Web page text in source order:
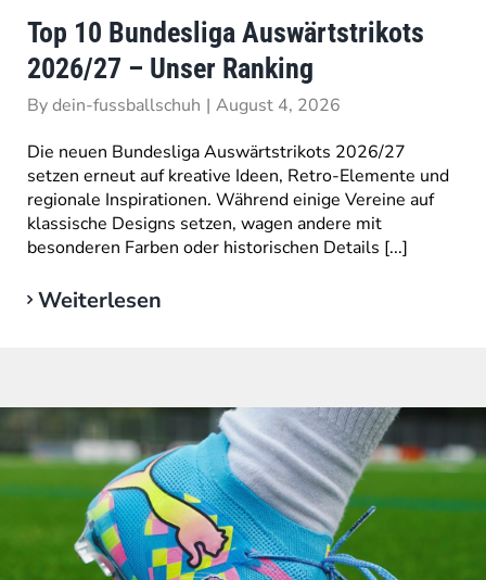
Top 10 Bundesliga Auswärtstrikots
2026/27 – Unser Ranking
Bydein-fussballschuh | August 4, 2026
Die neuen Bundesliga Auswärtstrikots 2026/27
setzen erneut auf kreative Ideen, Retro-Elemente und
regionale Inspirationen. Während einige Vereine auf
klassische Designs setzen, wagen andere mit
besonderen Farben oder historischen Details [...]
Weiterlesen